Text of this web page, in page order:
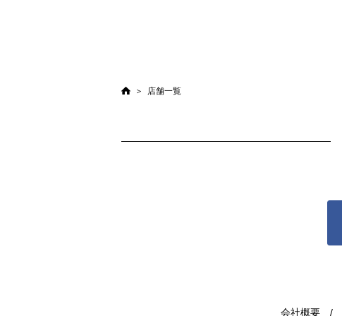
店舗一覧
会社概要